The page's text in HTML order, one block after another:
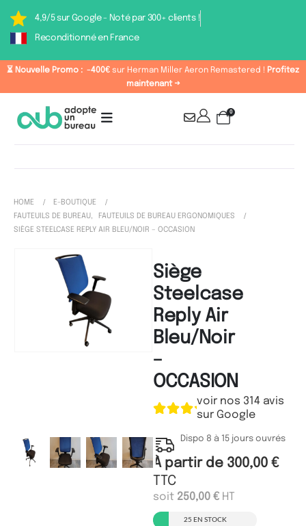
4,9/5 sur Google - Noté par 300+ clients !
Reconditionné en France
⏳ Nouvelle Promo : -400€ sur Herman Miller Aeron Remastered ! Profitez
maintenant →
0
HOME
E-BOUTIQUE
FAUTEUILS DE BUREAU,
FAUTEUILS DE BUREAU ERGONOMIQUES
SIÈGE STEELCASE REPLY AIR BLEU/NOIR – OCCASION
Siège
Steelcase
Reply Air
Bleu/Noir
–
OCCASION
voir nos 314 avis
sur Google
Dispo 8 à 15 jours ouvrés
À partir de 300,00 €
TTC
soit 250,00 € HT
25 EN STOCK